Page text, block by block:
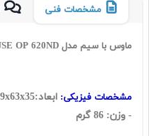
مشخصات فنی
ماوس با سیم مدل A4TECH MOUSE OP 620ND
مشخصات فیزیکی:
- وزن: 86 گرم